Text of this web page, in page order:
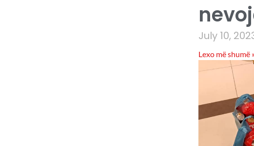
July 10,
Lexo më shumë